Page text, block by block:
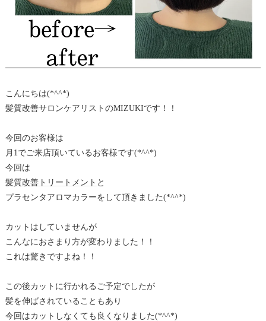
こんにちは(*^^*)
髪質改善サロンケアリストのMIZUKIです！！
今回のお客様は
月1でご来店頂いているお客様です(*^^*)
今回は
髪質改善トリートメント と
プラセンタアロマカラーをして頂きました(*^^*)
カットはしていませんが
こんなにおさまり方が変わりました！！
これは驚きですよね！！
この後カットに行かれるご予定でしたが
髪を伸ばされていることもあり
今回はカットしなくても良くなりました(*^^*)